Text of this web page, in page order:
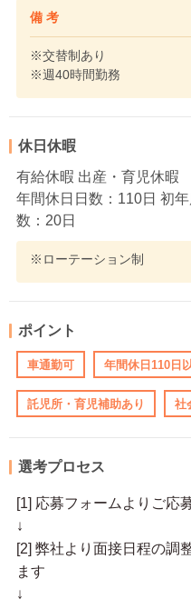
備 考
※交替制あり
※週40時間勤務
休日休暇
有給休暇 出産・育児休暇
年間休日日数：110日 初
数：20日
※ローテーション制
ポイント
車通勤可 年間休日110日
託児所・育児補助あり 社
選考プロセス
[1] 応募フォームよりご応
↓
[2] 弊社より面接日程の調
ます
↓